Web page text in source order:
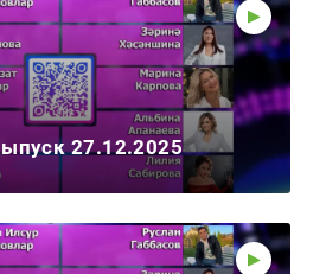
27.12.2025